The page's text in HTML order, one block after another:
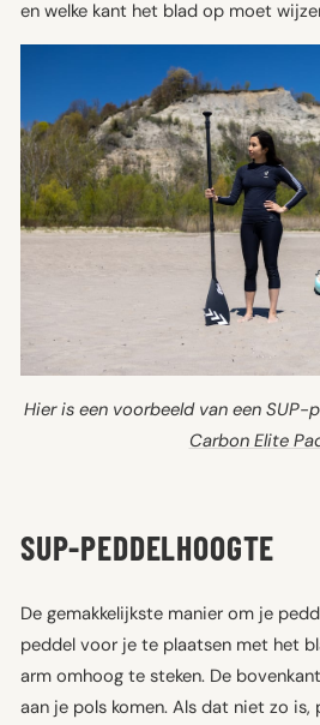
en welke kant het blad op moet
Hier is een voorbeeld van een
Carbon Elite
SUP-PEDDELHOOGTE
De gemakkelijkste manier om je
peddel voor je te plaatsen met het
arm omhoog te steken. De
aan je pols komen. Als dat niet zo